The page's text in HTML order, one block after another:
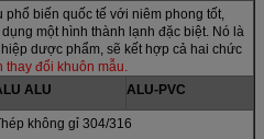
phổ biến quốc tế với niêm phong tốt,
một hình thành lạnh đặc biệt. Nó là
dược phẩm, sẽ kết hợp cả hai chức
thay đổi khuôn mẫu.
ALU ALU-PVC
không gỉ 304/316